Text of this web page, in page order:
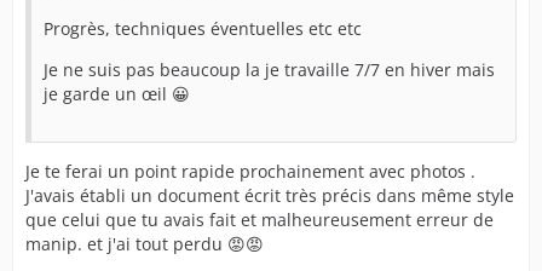
Progrès, techniques éventuelles etc etc
Je ne suis pas beaucoup la je travaille 7/7 en hiver mais
je garde un œil 😀
Je te ferai un point rapide prochainement avec photos .
J'avais établi un document écrit très précis dans même style
que celui que tu avais fait et malheureusement erreur de
manip. et j'ai tout perdu 😡😡